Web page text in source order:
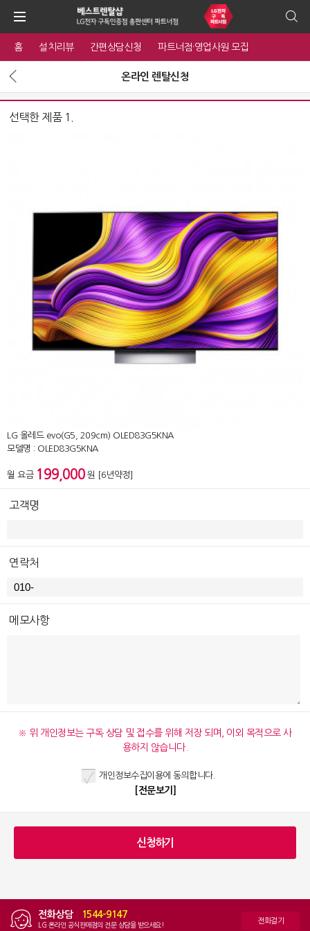
홈 설치리뷰 간편상담신청 파트너점·영업사원 모집
온라인 렌탈신청
선택한 제품 1.
LG 올레드 evo(G5, 209cm) OLED83G5KNA
모델명 : OLED83G5KNA
월 요금 199,000 원 [6년약정]
고객명
연락처
메모사항
※ 위 개인정보는 구독 상담 및 접수를 위해 저장 되며, 이외 목적으로 사
용하지 않습니다.
개인정보수집이용에 동의합니다.
[전문보기]
전화상담 1544-9147
LG 온라인 공식판매점의 전문 상담을 받으세요! 전화걸기